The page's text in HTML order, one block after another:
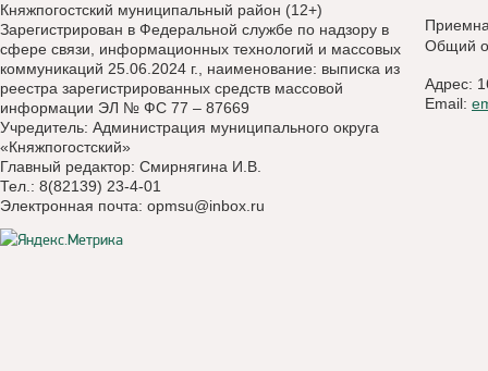
Княжпогостский муниципальный район (12+)
Зарегистрирован в Федеральной службе по надзору в
сфере связи, информационных технологий и массовых
коммуникаций 25.06.2024 г., наименование: выписка из
реестра зарегистрированных средств массовой
информации ЭЛ № ФС 77 – 87669
Учредитель: Администрация муниципального округа
«Княжпогостский»
Главный редактор: Смирнягина И.В.
Тел.: 8(82139) 23-4-01
Электронная почта: opmsu@inbox.ru
Общий
Адрес:
Email: